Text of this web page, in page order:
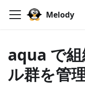
Melody
aqua で
ル群を管